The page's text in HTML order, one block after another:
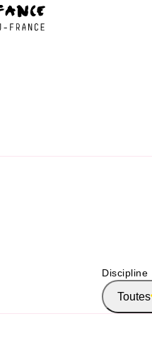
Discipline
Toutes